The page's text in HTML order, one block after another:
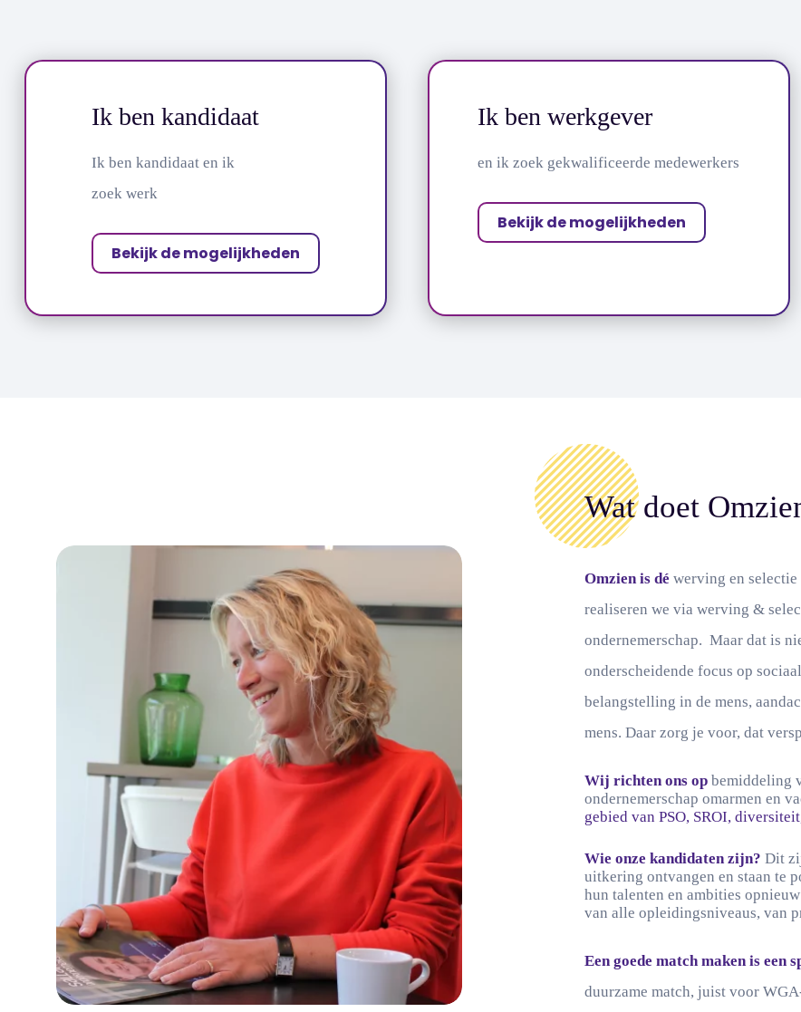
Ik ben kandidaat
Ik ben kandidaat en ik
zoek werk
Bekijk de mogelijkheden
Ik ben werkgever
en ik zoek gekwalificeerde medewerkers
Bekijk de mogelijkheden
Wat doet
Omzien is dé werving en
realiseren we via werving &
ondernemerschap. Maar dat is
onderscheidende focus op
belangstelling in de mens,
mens. Daar zorg je voor, dat
Wij richten ons op bemiddeling
ondernemerschap omarmen en
gebied van PSO, SROI,
Wie onze kandidaten zijn? Dit
uitkering ontvangen en staan te
hun talenten en ambities
van alle opleidingsniveaus, van
Een goede match maken is een
duurzame match, juist voor